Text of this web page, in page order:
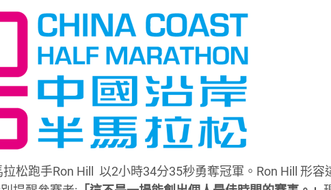
松跑手Ron Hill 以2小時34分35秒勇奪冠軍。Ron Hill 形容